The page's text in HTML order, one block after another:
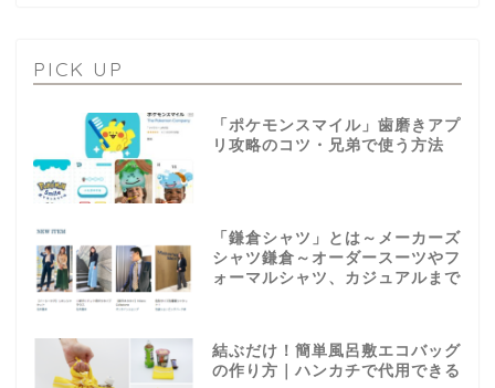
PICK UP
「ポケモンスマイル」歯磨きアプ
リ攻略のコツ・兄弟で使う方法
「鎌倉シャツ」とは～メーカーズ
シャツ鎌倉～オーダースーツやフ
ォーマルシャツ、カジュアルまで
結ぶだけ！簡単風呂敷エコバッグ
の作り方｜ハンカチで代用できる